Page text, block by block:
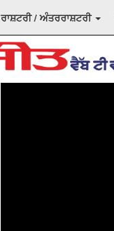
ਰਾਸ਼ਟਰੀ / ਅੰਤਰਰਾਸ਼ਟਰੀ